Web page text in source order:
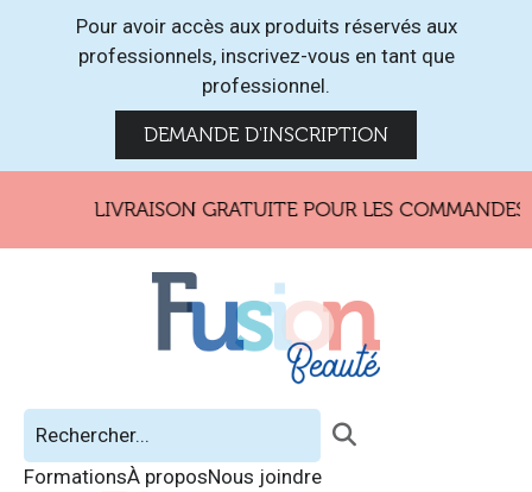
Pour avoir accès aux produits réservés aux
professionnels, inscrivez-vous en tant que
professionnel.
DEMANDE D'INSCRIPTION
LIVRAISON GRATUITE POUR LES COMMANDES
FormationsÀ proposNous joindre